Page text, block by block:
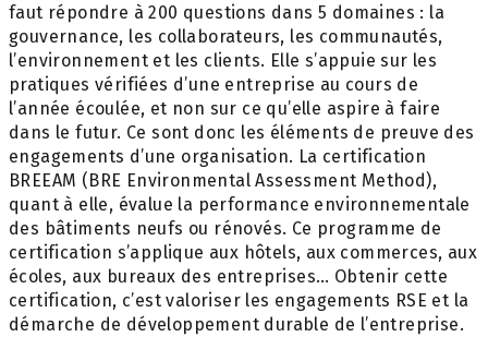
faut répondre à 200 questions dans 5 domaines : la
gouvernance, les collaborateurs, les communautés,
l’environnement et les clients. Elle s’appuie sur les
pratiques vérifiées d’une entreprise au cours de
l’année écoulée, et non sur ce qu’elle aspire à faire
dans le futur. Ce sont donc les éléments de preuve des
engagements d’une organisation. La certification
BREEAM (BRE Environmental Assessment Method),
quant à elle, évalue la performance environnementale
des bâtiments neufs ou rénovés. Ce programme de
certification s’applique aux hôtels, aux commerces, aux
écoles, aux bureaux des entreprises… Obtenir cette
certification, c’est valoriser les engagements RSE et la
démarche de développement durable de l’entreprise.